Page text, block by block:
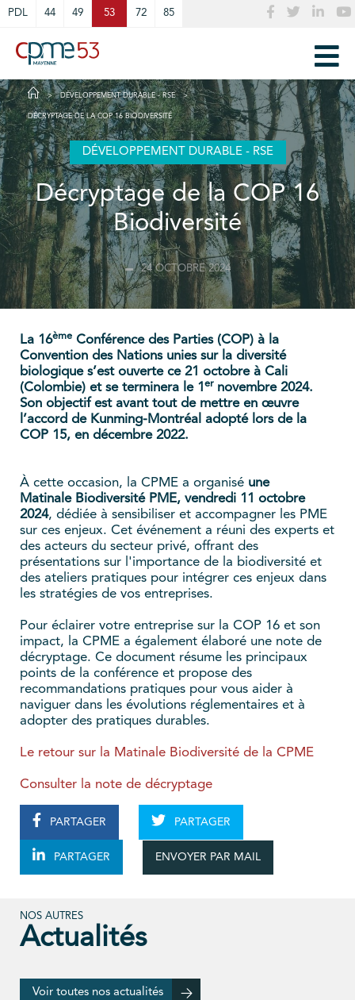
PDL 44 49 53 72 85
DÉVELOPPEMENT DURABLE - RSE
DÉCRYPTAGE DE LA COP 16 BIODIVERSITÉ
DÉVELOPPEMENT DURABLE - RSE
Décryptage de la COP 16
Biodiversité
24 OCTOBRE 2024
La 16ème Conférence des Parties (COP) à la
Convention des Nations unies sur la diversité
biologique s’est ouverte ce 21 octobre à Cali
(Colombie) et se terminera le 1 er novembre 2024.
Son objectif est avant tout de mettre en œuvre
l’accord de Kunming-Montréal adopté lors de la
COP 15, en décembre 2022.
À cette occasion, la CPME a organisé une
Matinale Biodiversité PME, vendredi 11 octobre
2024, dédiée à sensibiliser et accompagner les PME
sur ces enjeux. Cet événement a réuni des experts et
des acteurs du secteur privé, offrant des
présentations sur l'importance de la biodiversité et
des ateliers pratiques pour intégrer ces enjeux dans
les stratégies de vos entreprises.
Pour éclairer votre entreprise sur la COP 16 et son
impact, la CPME a également élaboré une note de
décryptage. Ce document résume les principaux
points de la conférence et propose des
recommandations pratiques pour vous aider à
naviguer dans les évolutions réglementaires et à
adopter des pratiques durables.
Le retour sur la Matinale Biodiversité de la CPME
Consulter la note de décryptage
PARTAGER PARTAGER
PARTAGER ENVOYER PAR MAIL
NOS AUTRES
Actualités
Voir toutes nos actualités
Cookies management panel